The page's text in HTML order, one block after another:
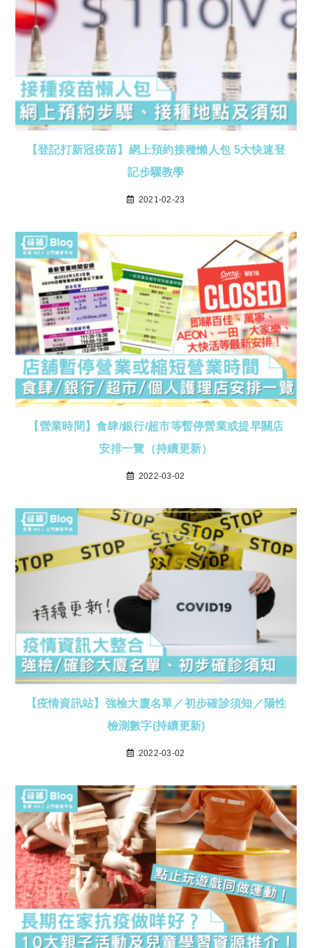
【登記打新冠疫苗】網上預約接種懶人包 5大快速登
記步驟教學
2021-02-23
【營業時間】食肆/銀行/超市等暫停營業或提早關店
安排一覽（持續更新）
2022-03-02
【疫情資訊站】強檢大廈名單／初步確診須知／陽性
檢測數字(持續更新)
2022-03-02